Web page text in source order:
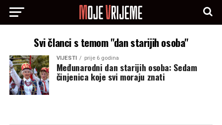
Svi članci s temom "dan starijih osoba"
VIJESTI prije 6 godina
Međunarodni dan starijih osoba: Sedam
činjenica koje svi moraju znati